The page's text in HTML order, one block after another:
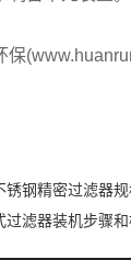
保
锈钢精密过滤器
过滤器装机步骤